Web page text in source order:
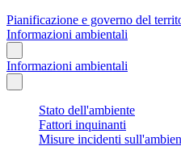
Pianificazione e governo del
Informazioni ambientali
Informazioni ambientali
Stato dell'ambiente
Fattori inquinanti
Misure incidenti